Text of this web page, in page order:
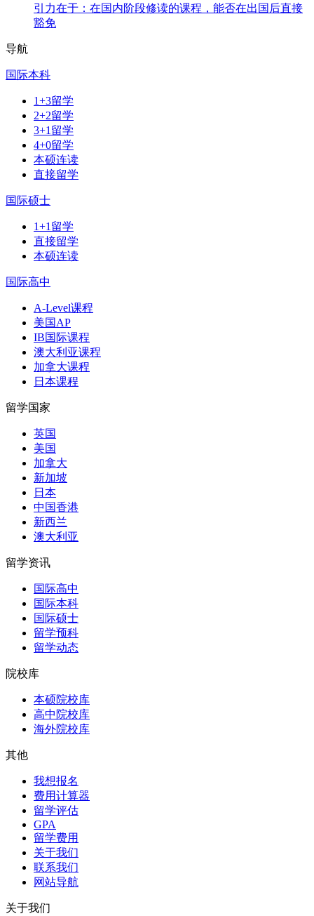
引力在于：在国内阶段修读的课程，能否在出国后直接
豁免
导航
国际本科
1+3留学
2+2留学
3+1留学
4+0留学
本硕连读
直接留学
国际硕士
1+1留学
直接留学
本硕连读
国际高中
A-Level课程
美国AP
IB国际课程
澳大利亚课程
加拿大课程
日本课程
留学国家
英国
美国
加拿大
新加坡
日本
中国香港
新西兰
澳大利亚
留学资讯
国际高中
国际本科
国际硕士
留学预科
留学动态
院校库
本硕院校库
高中院校库
海外院校库
其他
我想报名
费用计算器
留学评估
GPA
留学费用
关于我们
联系我们
网站导航
关于我们